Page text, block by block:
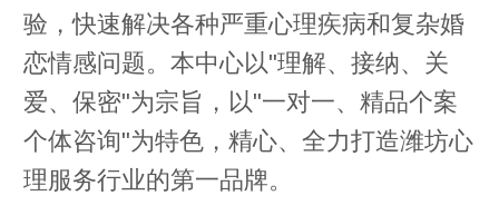
验，快速解决各种严重心理疾病和复杂婚
恋情感问题。本中心以"理解、接纳、关
爱、保密"为宗旨，以"一对一、精品个案
个体咨询"为特色，精心、全力打造潍坊心
理服务行业的第一品牌。